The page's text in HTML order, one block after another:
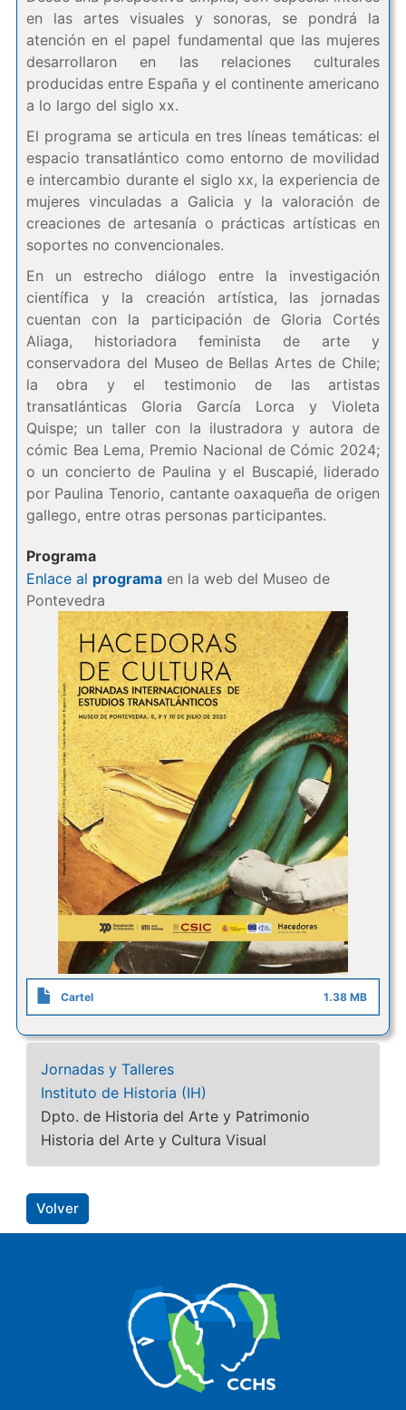
en las artes visuales y sonoras, se pondrá la
atención en el papel fundamental que las mujeres
desarrollaron en las relaciones culturales
producidas entre España y el continente americano
a lo largo del siglo xx.
El programa se articula en tres líneas temáticas: el
espacio transatlántico como entorno de movilidad
e intercambio durante el siglo xx, la experiencia de
mujeres vinculadas a Galicia y la valoración de
creaciones de artesanía o prácticas artísticas en
soportes no convencionales.
En un estrecho diálogo entre la investigación
científica y la creación artística, las jornadas
cuentan con la participación de Gloria Cortés
Aliaga, historiadora feminista de arte y
conservadora del Museo de Bellas Artes de Chile;
la obra y el testimonio de las artistas
transatlánticas Gloria García Lorca y Violeta
Quispe; un taller con la ilustradora y autora de
cómic Bea Lema, Premio Nacional de Cómic 2024;
o un concierto de Paulina y el Buscapié, liderado
por Paulina Tenorio, cantante oaxaqueña de origen
gallego, entre otras personas participantes.
Programa
Enlace al programaen la web del Museo de
Pontevedra
Cartel 1.38 MB
Jornadas y Talleres
Instituto de Historia (IH)
Dpto. de Historia del Arte y Patrimonio
Historia del Arte y Cultura Visual
Volver